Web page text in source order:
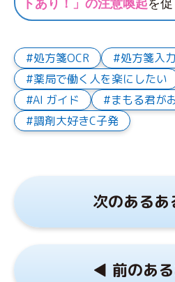
トあり！」の注意喚起を促
処方箋OCR 処方箋入力
薬局で働く人を楽にしたい
AI ガイド
まもる君が
調剤大好きC子発
次のある
◀︎ 前のあ